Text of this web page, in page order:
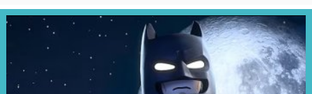
lanzarse en cines.Sin embargo,
fue todo un éxito en sus
diversos formatos caseros y